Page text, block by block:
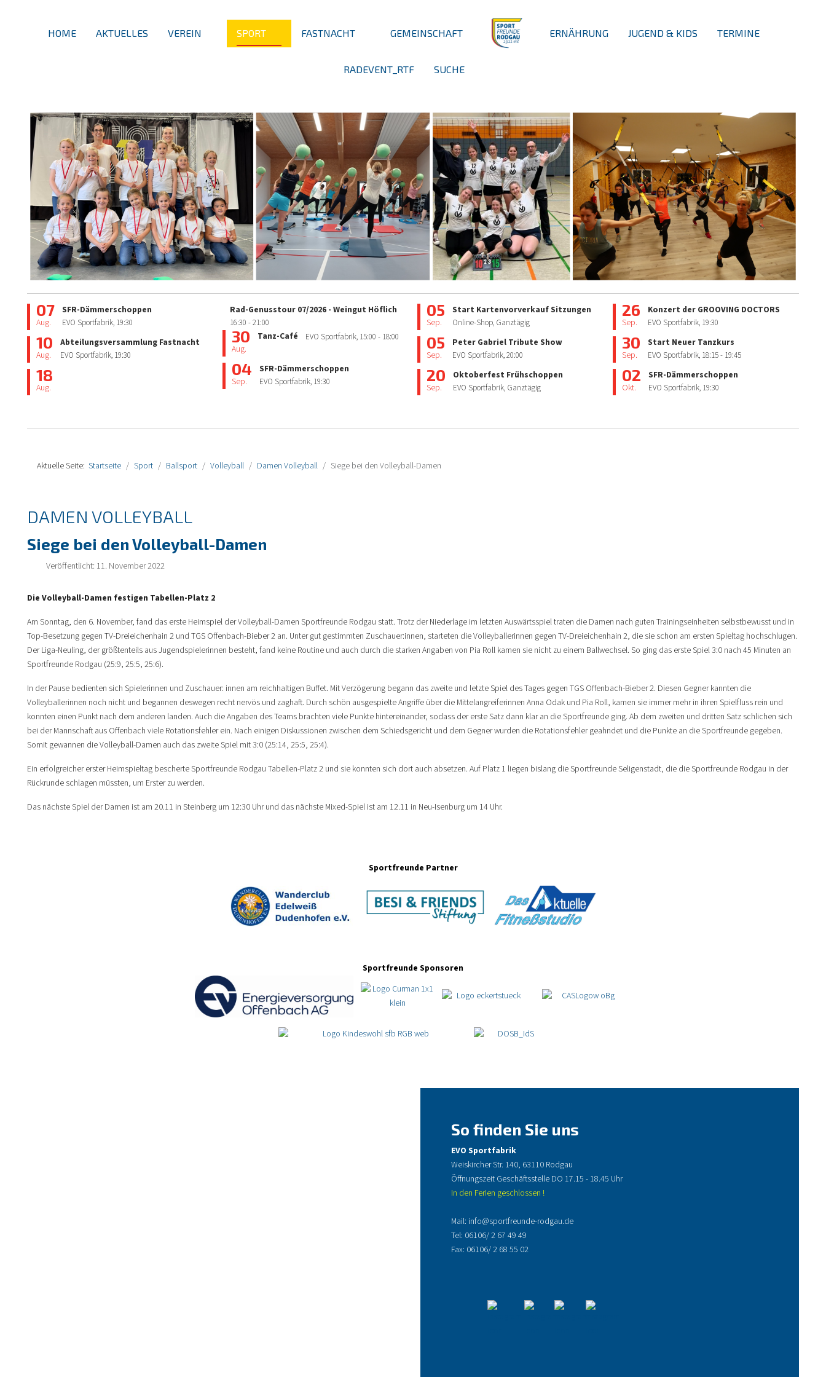
HOME AKTUELLES VEREIN SPORT FASTNACHT GEMEINSCHAFT ERNÄHRUNG JUGEND & KIDS TERMINE
RADEVENT_RTF SUCHE
07
Aug.
SFR-Dämmerschoppen
EVO Sportfabrik, 19:30
10
Aug.
Abteilungsversammlung Fastnacht
EVO Sportfabrik, 19:30
18
Aug.
Rad-Genusstour 07/2026 - Weingut Höflich
16:30 - 21:00
30
Aug.
Tanz-Café EVO Sportfabrik, 15:00 - 18:00
04
Sep.
SFR-Dämmerschoppen
EVO Sportfabrik, 19:30
05
Sep.
Start Kartenvorverkauf Sitzungen
Online-Shop, Ganztägig
05
Sep.
Peter Gabriel Tribute Show
EVO Sportfabrik,20:00
20
Sep.
Oktoberfest Frühschoppen
EVO Sportfabrik, Ganztägig
26
Sep.
Konzert der GROOVING DOCTORS
EVO Sportfabrik, 19:30
30
Sep.
Start Neuer Tanzkurs
EVO Sportfabrik, 18:15- 19:45
02
Okt.
SFR-Dämmerschoppen
EVO Sportfabrik, 19:30
Aktuelle Seite: Startseite Sport Ballsport Volleyball Damen Volleyball Siege bei den Volleyball-Damen
DAMEN VOLLEYBALL
Siege bei den Volleyball-Damen
Veröffentlicht: 11. November 2022
Die Volleyball-Damen festigen Tabellen-Platz 2
Am Sonntag, den 6. November, fand das erste Heimspiel der Volleyball-Damen Sportfreunde Rodgau statt. Trotz der Niederlage im letzten Auswärtsspiel traten die Damen nach guten Trainingseinheiten selbstbewusst und in
Top-Besetzung gegen TV-Dreieichenhain 2 und TGS Offenbach-Bieber 2 an. Unter gut gestimmten Zuschauer:innen, starteten die Volleyballerinnen gegen TV-Dreieichenhain 2, die sie schon am ersten Spieltag hochschlugen.
Der Liga-Neuling, der größtenteils aus Jugendspielerinnen besteht, fand keine Routine und auch durch die starken Angaben von Pia Roll kamen sie nicht zu einem Ballwechsel. So ging das erste Spiel 3:0 nach 45 Minuten an
Sportfreunde Rodgau (25:9, 25:5, 25:6).
In der Pause bedienten sich Spielerinnen und Zuschauer: innen am reichhaltigen Buffet. Mit Verzögerung begann das zweite und letzte Spiel des Tages gegen TGS Offenbach-Bieber 2. Diesen Gegner kannten die
Volleyballerinnen noch nicht und begannen deswegen recht nervös und zaghaft. Durch schön ausgespielte Angriffe über die Mittelangreiferinnen Anna Odak und Pia Roll, kamen sie immer mehr in ihren Spielfluss rein und
konnten einen Punkt nach dem anderen landen. Auch die Angaben des Teams brachten viele Punkte hintereinander, sodass der erste Satz dann klar an die Sportfreunde ging. Ab dem zweiten und dritten Satz schlichen sich
bei der Mannschaft aus Offenbach viele Rotationsfehler ein. Nach einigen Diskussionen zwischen dem Schiedsgericht und dem Gegner wurden die Rotationsfehler geahndet und die Punkte an die Sportfreunde gegeben.
Somit gewannen die Volleyball-Damen auch das zweite Spiel mit 3:0 (25:14, 25:5, 25:4).
Ein erfolgreicher erster Heimspieltag bescherte Sportfreunde Rodgau Tabellen-Platz 2 und sie konnten sich dort auch absetzen. Auf Platz 1 liegen bislang die Sportfreunde Seligenstadt, die die Sportfreunde Rodgau in der
Rückrunde schlagen müssten, um Erster zu werden.
Das nächste Spiel der Damen ist am 20.11 in Steinberg um 12:30 Uhr und das nächste Mixed-Spiel ist am 12.11 in Neu-Isenburg um 14 Uhr.
Sportfreunde Partner
Sportfreunde Sponsoren
So finden Sie uns
EVO Sportfabrik
Weiskircher Str. 140, 63110 Rodgau
Öffnungszeit Geschäftsstelle DO 17.15 - 18.45 Uhr
In den Ferien geschlossen !
Mail: info@sportfreunde-rodgau.de
Tel: 06106/ 2 67 49 49
Fax: 06106/ 2 68 55 02